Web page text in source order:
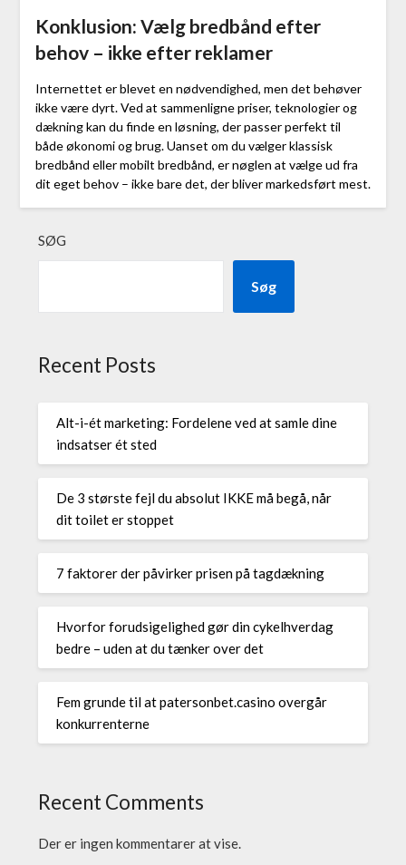
Konklusion: Vælg bredbånd efter
behov – ikke efter reklamer
Internettet er blevet en nødvendighed, men det behøver
ikke være dyrt. Ved at sammenligne priser, teknologier og
dækning kan du finde en løsning, der passer perfekt til
både økonomi og brug. Uanset om du vælger klassisk
bredbånd eller mobilt bredbånd, er nøglen at vælge ud fra
dit eget behov – ikke bare det, der bliver markedsført mest.
SØG
Søg
Recent Posts
Alt-i-ét marketing: Fordelene ved at samle dine
indsatser ét sted
De 3 største fejl du absolut IKKE må begå, når
dit toilet er stoppet
7 faktorer der påvirker prisen på tagdækning
Hvorfor forudsigelighed gør din cykelhverdag
bedre – uden at du tænker over det
Fem grunde til at patersonbet.casino overgår
konkurrenterne
Recent Comments
Der er ingen kommentarer at vise.